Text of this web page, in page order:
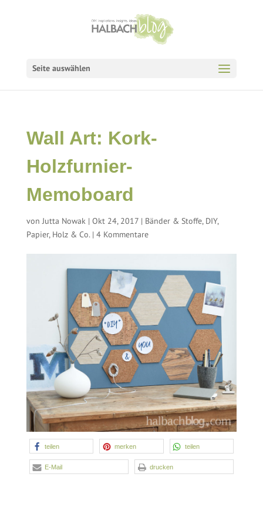
Seite auswählen
Wall Art: Kork-
Holzfurnier-
Memoboard
vonJutta Nowak| Okt 24, 2017| Bänder & Stoffe, DIY,
Papier, Holz & Co.| 4 Kommentare
teilen merken teilen
E-Mail drucken